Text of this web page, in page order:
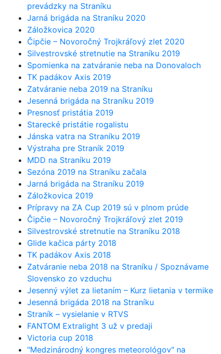
prevádzky na Straníku
Jarná brigáda na Straníku 2020
Záložkovica 2020
Čipčie – Novoročný Trojkráľový zlet 2020
Silvestrovské stretnutie na Straníku 2019
Spomienka na zatváranie neba na Donovaloch
TK padákov Axis 2019
Zatváranie neba 2019 na Straníku
Jesenná brigáda na Straníku 2019
Presnosť pristátia 2019
Starecké pristátie rogalistu
Jánska vatra na Straníku 2019
Výstraha pre Straník 2019
MDD na Straníku 2019
Sezóna 2019 na Straníku začala
Jarná brigáda na Straníku 2019
Záložkovica 2019
Prípravy na ZA Cup 2019 sú v plnom prúde
Čipčie – Novoročný Trojkráľový zlet 2019
Silvestrovské stretnutie na Straníku 2018
Glide kačica párty 2018
TK padákov Axis 2018
Zatváranie neba 2018 na Straníku / Spoznávame
Slovensko zo vzduchu
Jesenný výlet za lietaním – Kurz lietania v termike
Jesenná brigáda 2018 na Straníku
Straník – vysielanie v RTVS
FANTOM Extralight 3 už v predaji
Victoria cup 2018
"Medzinárodný kongres meteorológov" na